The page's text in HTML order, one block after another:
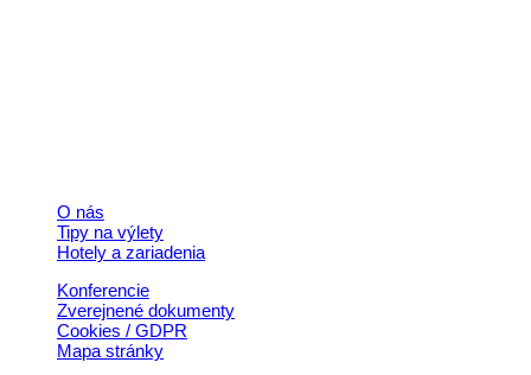
O nás
Tipy na výlety
Hotely a zariadenia
Konferencie
Zverejnené dokumenty
Cookies / GDPR
Mapa stránky